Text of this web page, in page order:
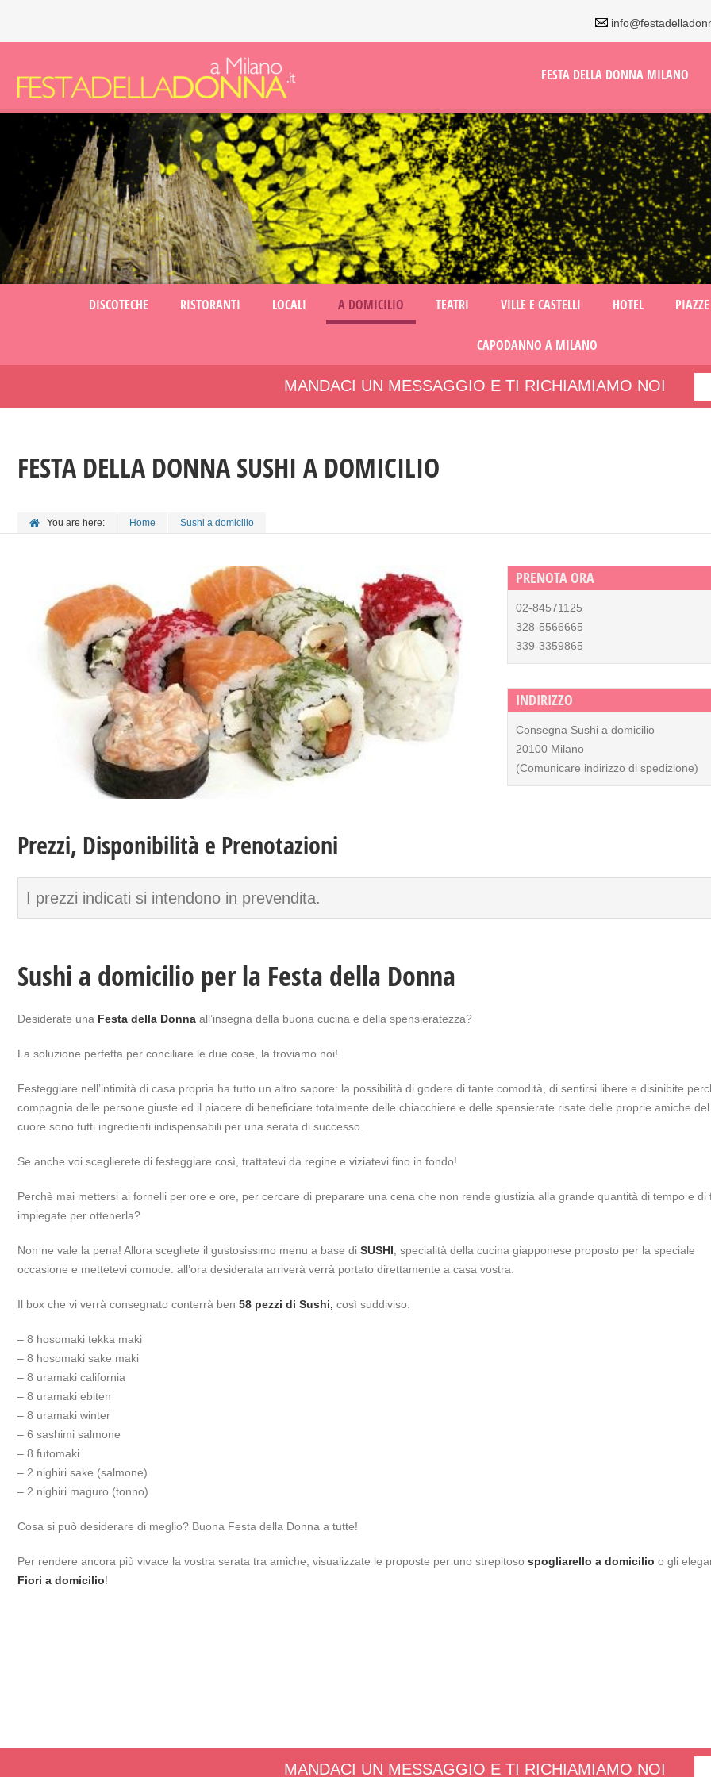
FESTA DELLA DONNA MILANO
DISCOTECHE RISTORANTI LOCALI A DOMICILIO TEATRI VILLE E CASTELLI HOTEL PIAZZE
CAPODANNO A MILANO
MANDACI UN MESSAGGIO E TI RICHIAMIAMO NOI
FESTA DELLA DONNA SUSHI A DOMICILIO
You are here: Home Sushi a domicilio
PRENOTA ORA
02-84571125
328-5566665
339-3359865
INDIRIZZO
Consegna Sushi a domicilio
20100 Milano
(Comunicare indirizzo di spedizione)
Prezzi, Disponibilità e Prenotazioni
I prezzi indicati si intendono in prevendita.
Sushi a domicilio per la Festa della Donna
Desiderate una Festa della Donna all’insegna della buona cucina e della spensieratezza?
La soluzione perfetta per conciliare le due cose, la troviamo noi!
Festeggiare nell’intimità di casa propria ha tutto un altro sapore: la possibilità di godere di tante comodità, di sentirsi libere e disinibite
compagnia delle persone giuste ed il piacere di beneficiare totalmente delle chiacchiere e delle spensierate risate delle proprie amiche del
cuore sono tutti ingredienti indispensabili per una serata di successo.
Se anche voi sceglierete di festeggiare così, trattatevi da regine e viziatevi fino in fondo!
Perchè mai mettersi ai fornelli per ore e ore, per cercare di preparare una cena che non rende giustizia alla grande quantità di tempo e di
impiegate per ottenerla?
Non ne vale la pena! Allora scegliete il gustosissimo menu a base di SUSHI , specialità della cucina giapponese proposto per la speciale
occasione e mettetevi comode: all’ora desiderata arriverà verrà portato direttamente a casa vostra.
Il box che vi verrà consegnato conterrà ben 58 pezzi di Sushi, così suddiviso:
– 8 hosomaki tekka maki
– 8 hosomaki sake maki
– 8 uramaki california
– 8 uramaki ebiten
– 8 uramaki winter
– 6 sashimi salmone
– 8 futomaki
– 2 nighiri sake (salmone)
– 2 nighiri maguro (tonno)
Cosa si può desiderare di meglio? Buona Festa della Donna a tutte!
Per rendere ancora più vivace la vostra serata tra amiche, visualizzate le proposte per uno strepitoso spogliarello a domicilio o gli
Fiori a domicilio!
MANDACI UN MESSAGGIO E TI RICHIAMIAMO NOI